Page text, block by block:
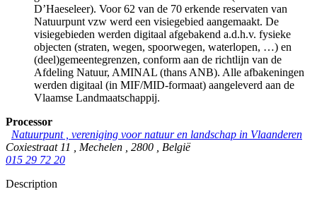
D’Haeseleer). Voor 62 van de 70 erkende reservaten van
Natuurpunt vzw werd een visiegebied aangemaakt. De
visiegebieden werden digitaal afgebakend a.d.h.v. fysieke
objecten (straten, wegen, spoorwegen, waterlopen, …) en
(deel)gemeentegrenzen, conform aan de richtlijn van de
Afdeling Natuur, AMINAL (thans ANB). Alle afbakeningen
werden digitaal (in MIF/MID-formaat) aangeleverd aan de
Vlaamse Landmaatschappij.
Processor
Natuurpunt , vereniging voor natuur en landschap in Vlaanderen
Coxiestraat 11
Mechelen 2800
België
015 29 72 20
Description